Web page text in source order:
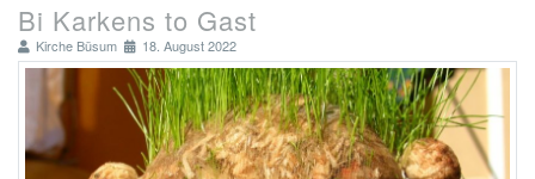
Bi Karkens to Gast
Kirche Büsum 18. August 2022